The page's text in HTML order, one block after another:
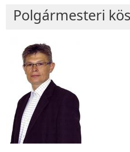
Polgármesteri